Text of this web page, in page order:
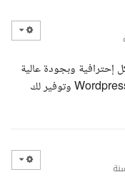
إحترافية وبجودة عالية
سأقوم ببناء لك المتجر الإلكتروني بإستخدام Wordpress وتوفير لك